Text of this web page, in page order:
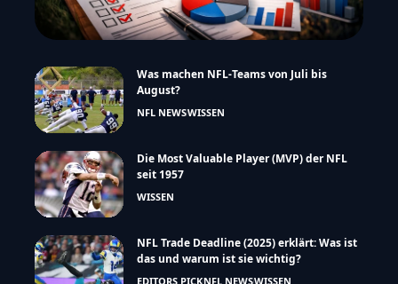
Was machen NFL-Teams von Juli bis
August?
NFL NEWSWISSEN
Die Most Valuable Player (MVP) der NFL
seit 1957
WISSEN
NFL Trade Deadline (2025) erklärt: Was ist
das und warum ist sie wichtig?
EDITORS PICKNFL NEWSWISSEN